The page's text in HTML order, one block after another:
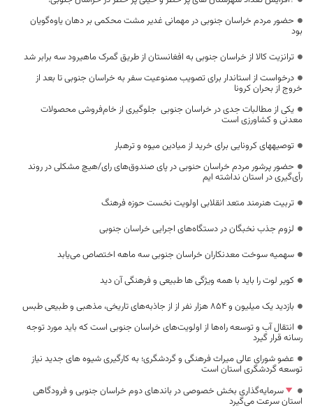
حضور مردم خراسان جنوبی در مهمانی غدیر مشت محکمی بر دهان یاوه‌گویان
بود
ترانزیت کالا از خراسان جنوبی به افغانستان از طریق گمرک ماهیرود سه برابر شد
درخواست از استاندار برای تصویب ممنوعیت سفر به خراسان جنوبی تا بعد از
خروج از بحران کرونا
یکی از مطالبات جدی در خراسان جنوبی جلوگیری از خام‌فروشی محصولات
معدنی و کشاورزی است
توصیه‎های کرونایی برای خرید از میادین میوه و تره‎بار
حضور پرشور مردم خراسان حنوبی در پای صندوق‌های رای/هیچ مشکلی در روند
رأی‌گیری در استان نداشته ایم
تربیت هنرمند متعد انقلابی اولویت نخست حوزه فرهنگ
لزوم جذب نخبگان در دستگاه‌های اجرایی خراسان جنوبی
سهمیه سوخت معدنکاران خراسان جنوبی سه ماهه اختصاص می‌یابد
کویر لوت را باید با همه ویژگی ها طبیعی و فرهنگی آن دید
بازدید یک‌ میلیون و ۸۵۴ هزار نفر از از جاذبه‌های تاریخی، مذهبی و طبیعی طبس
انتقال آب و توسعه راه‌ها از اولویت‌های خراسان جنوبی است که باید مورد توجه
رسانه قرار گیرد
عضو شورای عالی میراث فرهنگی و گردشگری؛ به کارگیری شیوه های جدید نیاز
توسعه گردشگری استان است
سرمایه‌گذاری بخش خصوصی در باندهای دوم خراسان جنوبی و فرودگاهی
استان سرعت می‌گیرد